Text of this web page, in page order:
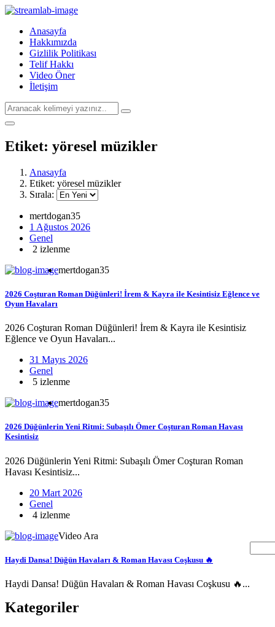
Anasayfa
Hakkımızda
Gizlilik Politikası
Telif Hakkı
Video Öner
İletişim
Etiket: yöresel müzikler
Anasayfa
Etiket: yöresel müzikler
Sırala:
mertdogan35
1 Ağustos 2026
Genel
2 izlenme
2026 Coşturan Roman Düğünleri! İrem & Kayra ile Kesintisiz Eğlence ve
Oyun Havaları
2026 Coşturan Roman Düğünleri! İrem & Kayra ile Kesintisiz
Eğlence ve Oyun Havaları...
mertdogan35
31 Mayıs 2026
Genel
5 izlenme
2026 Düğünlerin Yeni Ritmi: Subaşılı Ömer Coşturan Roman Havası
Kesintisiz
2026 Düğünlerin Yeni Ritmi: Subaşılı Ömer Coşturan Roman
Havası Kesintisiz...
mertdogan35
20 Mart 2026
Genel
4 izlenme
Haydi Dansa! Düğün Havaları & Roman Havası Coşkusu 🔥
Haydi Dansa! Düğün Havaları & Roman Havası Coşkusu 🔥...
Video Ara
Kategoriler